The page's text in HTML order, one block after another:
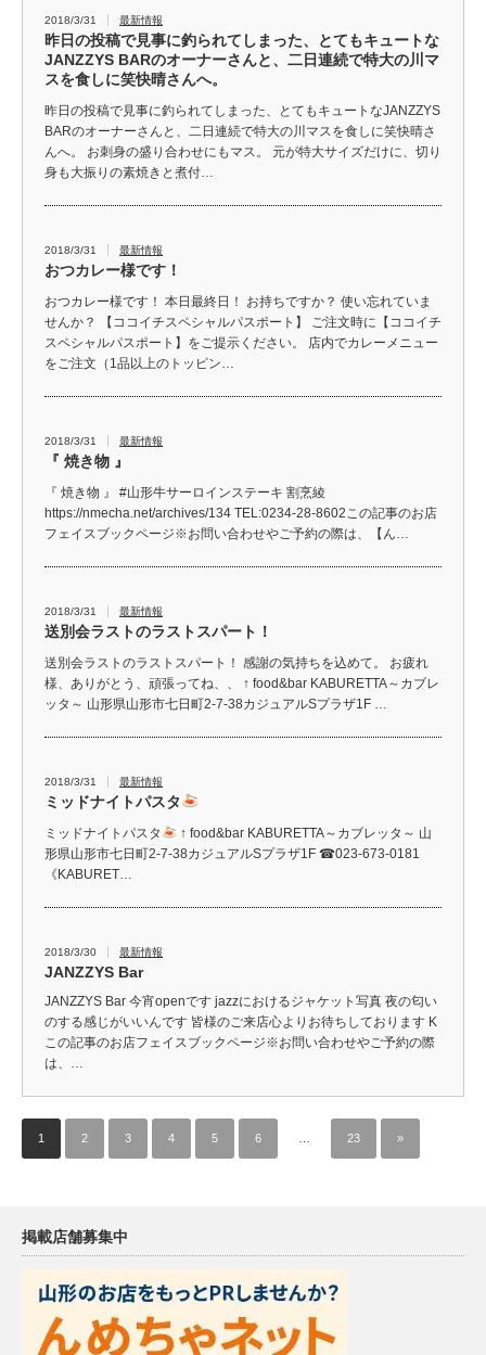
2018/3/31 最新情報
昨日の投稿で見事に釣られてしまった、とてもキュートな
JANZZYS BARのオーナーさんと、二日連続で特大の川マ
スを食しに笑快晴さんへ。
昨日の投稿で見事に釣られてしまった、とてもキュートなJANZZYS
BARのオーナーさんと、二日連続で特大の川マスを食しに笑快晴さ
んへ。 お刺身の盛り合わせにもマス。 元が特大サイズだけに、切り
身も大振りの素焼きと煮付…
2018/3/31 最新情報
おつカレー様です！
おつカレー様です！ 本日最終日！ お持ちですか？ 使い忘れていま
せんか？ 【ココイチスペシャルパスポート】 ご注文時に【ココイチ
スペシャルパスポート】をご提示ください。 店内でカレーメニュー
をご注文（1品以上のトッピン…
2018/3/31 最新情報
『 焼き物 』
『 焼き物 』 #山形牛サーロインステーキ 割烹綾
https://nmecha.net/archives/134 TEL:0234-28-8602この記事のお店
フェイスブックページ※お問い合わせやご予約の際は、【ん…
2018/3/31 最新情報
送別会ラストのラストスパート！
送別会ラストのラストスパート！ 感謝の気持ちを込めて。 お疲れ
様、ありがとう、頑張ってね、、 ↑ food&bar KABURETTA～カブレ
ッタ～ 山形県山形市七日町2-7-38カジュアルSプラザ1F …
2018/3/31 最新情報
ミッドナイトパスタ
ミッドナイトパスタ
↑ food&bar KABURETTA～カブレッタ～ 山
形県山形市七日町2-7-38カジュアルSプラザ1F ☎023-673-0181
《KABURET…
2018/3/30 最新情報
JANZZYS Bar
JANZZYS Bar 今宵openです jazzにおけるジャケット写真 夜の匂い
のする感じがいいんです 皆様のご来店心よりお待ちしております K
この記事のお店フェイスブックページ※お問い合わせやご予約の際
は、…
1 2 3 4 5 6 23 »
掲載店舗募集中